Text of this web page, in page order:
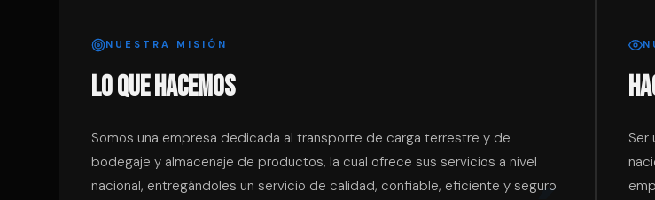
NUESTRA MISIÓN
LO QUE HACEMOS
Somos una empresa dedicada al transporte de carga terrestre y de
bodegaje y almacenaje de productos, la cual ofrece sus servicios a nivel
nacional, entregándoles un servicio de calidad, confiable, eficiente y seguro
Ser